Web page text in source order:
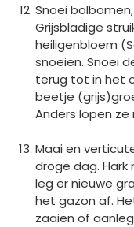
Snoei
Grijsbladige
heiligenbloem
snoeien. Snoei
terug tot in het
beetje
Anders lopen
Maai en
droge dag. Hark
leg er nieuwe
het gazon af.
zaaien of